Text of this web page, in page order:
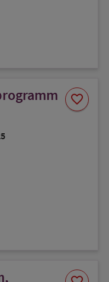
favorite
Spara
som
Spara